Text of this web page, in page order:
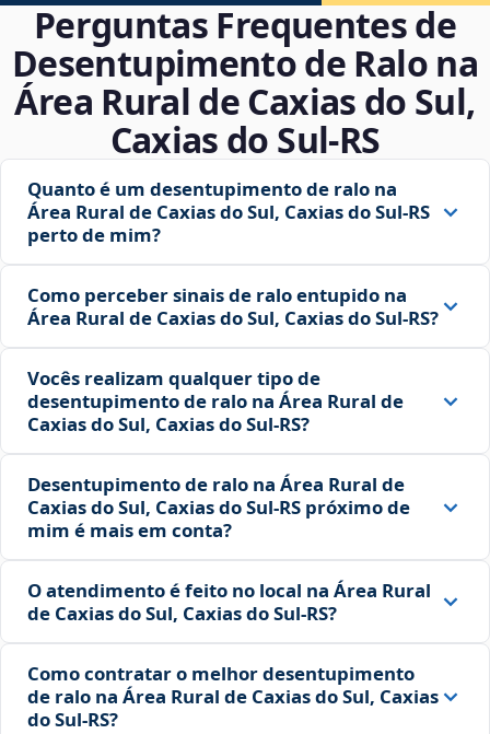
Perguntas Frequentes de
Desentupimento de Ralo na
Área Rural de Caxias do Sul,
Caxias do Sul‑RS
Quanto é um desentupimento de ralo na
Área Rural de Caxias do Sul, Caxias do Sul‑RS
perto de mim?
Como perceber sinais de ralo entupido na
Área Rural de Caxias do Sul, Caxias do Sul‑RS?
Vocês realizam qualquer tipo de
desentupimento de ralo na Área Rural de
Caxias do Sul, Caxias do Sul‑RS?
Desentupimento de ralo na Área Rural de
Caxias do Sul, Caxias do Sul‑RS próximo de
mim é mais em conta?
O atendimento é feito no local na Área Rural
de Caxias do Sul, Caxias do Sul‑RS?
Como contratar o melhor desentupimento
de ralo na Área Rural de Caxias do Sul, Caxias
do Sul‑RS?